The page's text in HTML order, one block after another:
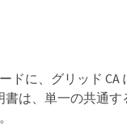
に、グリッド CA
書は、単一の共通